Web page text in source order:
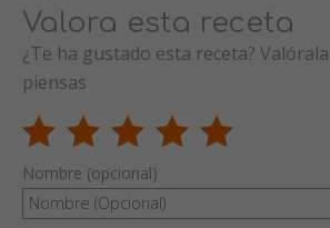
Valora esta receta
¿Te ha gustado esta receta?
piensas
Nombre (opcional)